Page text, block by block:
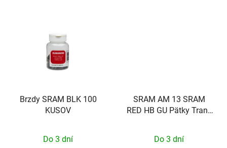
Brzdy SRAM BLK 100
KUSOV
Do 3 dní
SRAM AM 13 SRAM
RED HB GU Pätky Trans
Do 3 dní